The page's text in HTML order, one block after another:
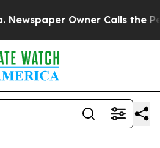
Owner Calls the